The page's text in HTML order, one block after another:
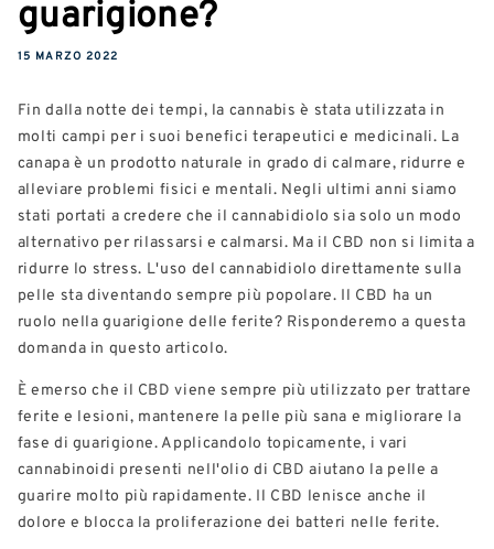
guarigione?
15 MARZO 2022
Fin dalla notte dei tempi, la cannabis è stata utilizzata in
molti campi per i suoi benefici terapeutici e medicinali. La
canapa è un prodotto naturale in grado di calmare, ridurre e
alleviare problemi fisici e mentali. Negli ultimi anni siamo
stati portati a credere che il cannabidiolo sia solo un modo
alternativo per rilassarsi e calmarsi. Ma il CBD non si limita a
ridurre lo stress. L'uso del cannabidiolo direttamente sulla
pelle sta diventando sempre più popolare. Il CBD ha un
ruolo nella guarigione delle ferite? Risponderemo a questa
domanda in questo articolo.
È emerso che il CBD viene sempre più utilizzato per trattare
ferite e lesioni, mantenere la pelle più sana e migliorare la
fase di guarigione. Applicandolo topicamente, i vari
cannabinoidi presenti nell'olio di CBD aiutano la pelle a
guarire molto più rapidamente. Il CBD lenisce anche il
dolore e blocca la proliferazione dei batteri nelle ferite.